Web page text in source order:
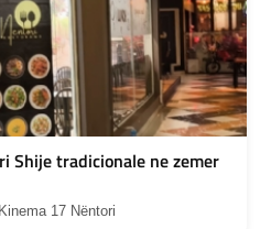
Shije tradicionale ne zemer
17 Nëntori